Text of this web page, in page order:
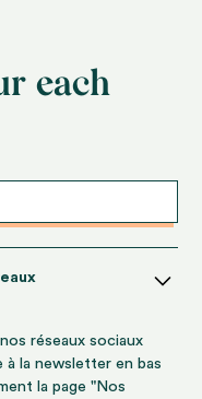
each
réseaux sociaux
à la newsletter en bas
la page "Nos